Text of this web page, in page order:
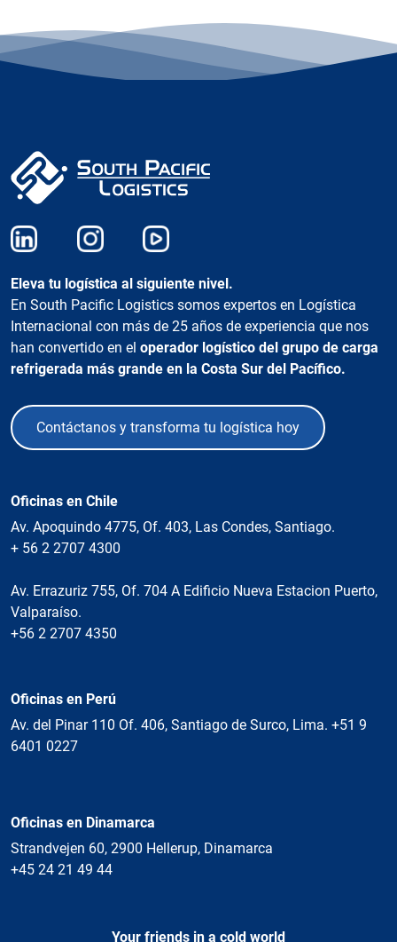
Eleva tu logística al siguiente nivel.
En South Pacific Logistics somos expertos en Logística
Internacional con más de 25 años de experiencia que nos
han convertido en el operador logístico del grupo de carga
refrigerada más grande en la Costa Sur del Pacífico.
Contáctanos y transforma tu logística hoy
Oficinas en Chile
Av. Apoquindo 4775, Of. 403, Las Condes, Santiago.
+ 56 2 2707 4300
Av. Errazuriz 755, Of. 704 A Edificio Nueva Estacion Puerto,
Valparaíso.
+56 2 2707 4350
Oficinas en Perú
Av. del Pinar 110 Of. 406, Santiago de Surco, Lima. +51 9
6401 0227
Oficinas en Dinamarca
Strandvejen 60, 2900 Hellerup, Dinamarca
+45 24 21 49 44
Your friends in a cold world